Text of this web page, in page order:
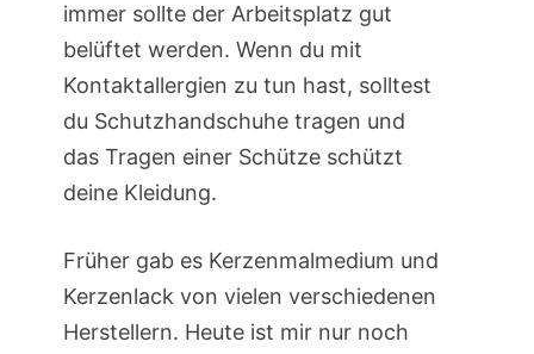
immer sollte der Arbeitsplatz gut
belüftet werden. Wenn du mit
Kontaktallergien zu tun hast, solltest
du Schutzhandschuhe tragen und
das Tragen einer Schütze schützt
deine Kleidung.
Früher gab es Kerzenmalmedium und
Kerzenlack von vielen verschiedenen
Herstellern. Heute ist mir nur noch